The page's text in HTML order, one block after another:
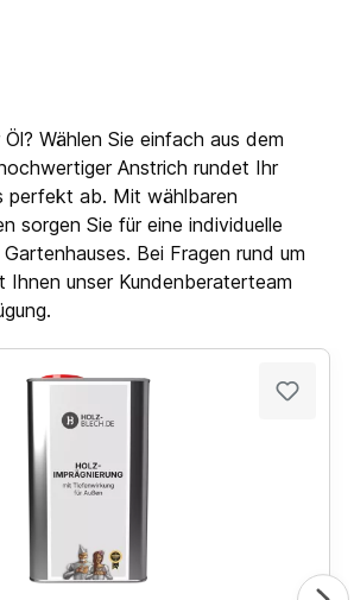
Wählen Sie einfach aus dem
Anstrich rundet Ihr
perfekt ab. Mit wählbaren
sorgen Sie für eine individuelle
Bei Fragen rund um
Ihnen unser Kundenberaterteam